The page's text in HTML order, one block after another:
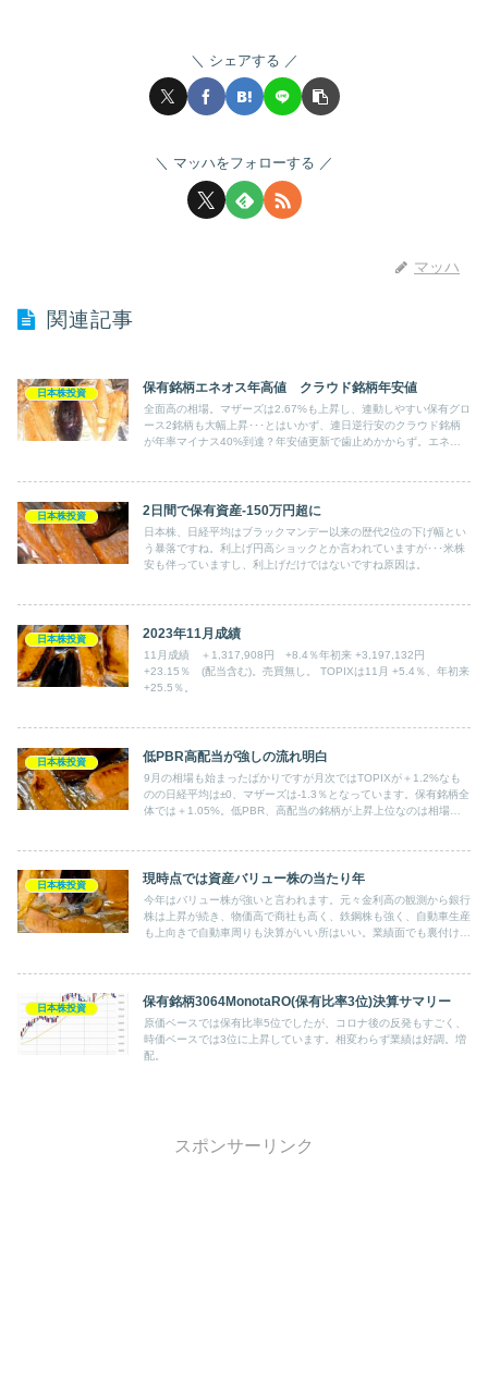
シェアする
マッハをフォローする
マッハ
関連記事
日本株投資 保有銘柄エネオス年高値 クラウド銘柄年安値
全面高の相場。マザーズは2.67%も上昇し、連動しやすい保有グロ
ース2銘柄も大幅上昇･･･とはいかず、連日逆行安のクラウド銘柄
が年率マイナス40%到達？年安値更新で歯止めかからず。エネオ
日本株投資 2日間で保有資産-150万円超に
日本株、日経平均はブラックマンデー以来の歴代2位の下げ幅とい
う暴落ですね。利上げ円高ショックとか言われていますが･･･米株
安も伴っていますし、利上げだけではないですね原因は。
日本株投資 2023年11月成績
11月成績 ＋1,317,908円 +8.4％年初来 +3,197,132円
+23.15％ (配当含む)。売買無し。 TOPIXは11月 +5.4％、年初来
+25.5％。
日本株投資 低PBR高配当が強しの流れ明白
9月の相場も始まったばかりですが月次ではTOPIXが＋1.2%なも
のの日経平均は±0、マザーズは-1.3％となっています。保有銘柄全
体では＋1.05%。低PBR、高配当の銘柄が上昇上位なのは相場と
日本株投資 現時点では資産バリュー株の当たり年
今年はバリュー株が強いと言われます。元々金利高の観測から銀行
株は上昇が続き、物価高で商社も高く、鉄鋼株も強く、自動車生産
も上向きで自動車周りも決算がいい所はいい。業績面でも裏付けが
日本株投資 保有銘柄3064MonotaRO(保有比率3位)決算サマリー
原価ベースでは保有比率5位でしたが、コロナ後の反発もすごく、
時価ベースでは3位に上昇しています。相変わらず業績は好調。増
配。
スポンサーリンク